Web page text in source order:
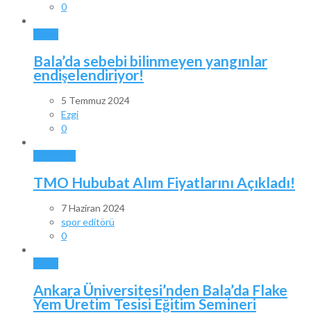
0
Bala’da sebebi bilinmeyen yangınlar
endişelendiriyor!
5 Temmuz 2024
Ezgi
0
TMO Hububat Alım Fiyatlarını Açıkladı!
7 Haziran 2024
spor editörü
0
Ankara Üniversitesi’nden Bala’da Flake
Yem Üretim Tesisi Eğitim Semineri